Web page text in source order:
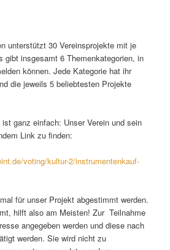
unterstützt 30 Vereinsprojekte mit je
gibt insgesamt 6 Themenkategorien, in
können. Jede Kategorie hat ihr
die jeweils 5 beliebtesten Projekte
ganz einfach: Unser Verein und sein
Link zu finden:
voting/kultur-2/instrumentenkauf-
für unser Projekt abgestimmt werden.
hilft also am Meisten! Zur Teilnahme
angegeben werden und diese nach
werden. Sie wird nicht zu